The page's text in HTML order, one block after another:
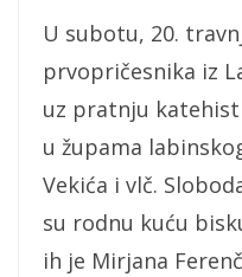
U subotu, 20.
prvopričesnika iz
uz pratnju
u župama
Vekića i vlč.
su rodnu kuću
ih je Mirjana